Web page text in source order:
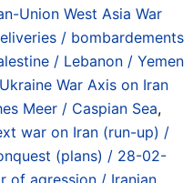
Union West Asia War
/ bombardements
/ Lebanon / Yemen
War Axis on Iran
Meer / Caspian Sea,
war on Iran (run-up) /
(plans) / 28-02-
of agression / Iranian